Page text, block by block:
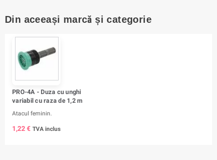
Din aceeași marcă și categorie
PRO-4A - Duza cu unghi
variabil cu raza de 1,2 m
Atacul feminin.
1,22 € TVA inclus